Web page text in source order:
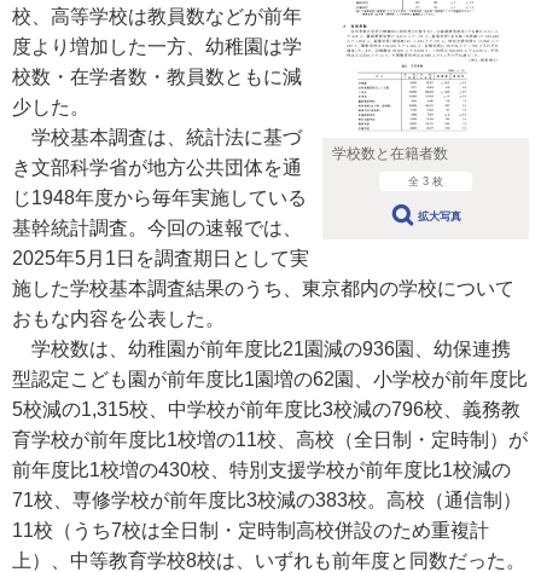
学校数と在籍者数
全 3 枚
拡大写真
校、高等学校は教員数などが前年
度より増加した一方、幼稚園は学
校数・在学者数・教員数ともに減
少した。
学校基本調査は、統計法に基づ
き文部科学省が地方公共団体を通
じ1948年度から毎年実施している
基幹統計調査。今回の速報では、
2025年5月1日を調査期日として実
施した学校基本調査結果のうち、東京都内の学校について
おもな内容を公表した。
学校数は、幼稚園が前年度比21園減の936園、幼保連携
型認定こども園が前年度比1園増の62園、小学校が前年度比
5校減の1,315校、中学校が前年度比3校減の796校、義務教
育学校が前年度比1校増の11校、高校（全日制・定時制）が
前年度比1校増の430校、特別支援学校が前年度比1校減の
71校、専修学校が前年度比3校減の383校。高校（通信制）
11校（うち7校は全日制・定時制高校併設のため重複計
上）、中等教育学校8校は、いずれも前年度と同数だった。